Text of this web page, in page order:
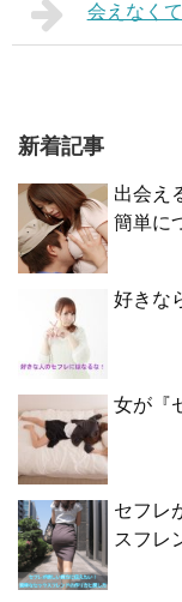
会えなく
新着記事
出会え
簡単に
好きな
女が『
セフレ
スフレ